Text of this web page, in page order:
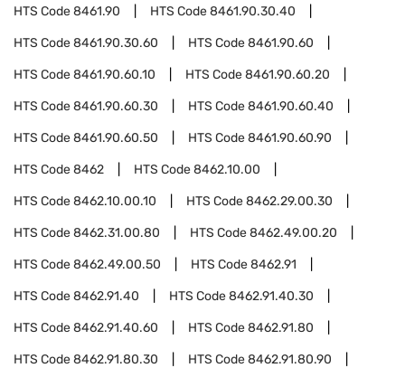
HTS Code8461.90 HTS Code8461.90.30.40
HTS Code8461.90.30.60 HTS Code8461.90.60
HTS Code8461.90.60.10 HTS Code8461.90.60.20
HTS Code8461.90.60.30 HTS Code8461.90.60.40
HTS Code8461.90.60.50 HTS Code8461.90.60.90
HTS Code8462 HTS Code8462.10.00
HTS Code8462.10.00.10 HTS Code8462.29.00.30
HTS Code8462.31.00.80 HTS Code8462.49.00.20
HTS Code8462.49.00.50 HTS Code8462.91
HTS Code8462.91.40 HTS Code8462.91.40.30
HTS Code8462.91.40.60 HTS Code8462.91.80
HTS Code8462.91.80.30 HTS Code8462.91.80.90